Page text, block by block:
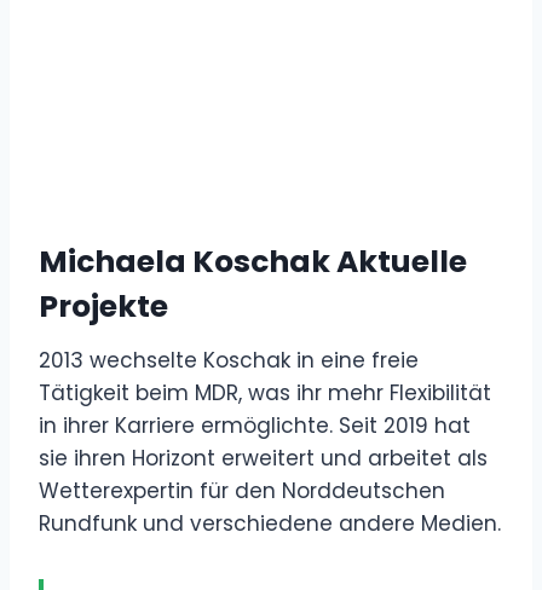
Michaela Koschak Aktuelle
Projekte
2013 wechselte Koschak in eine freie
Tätigkeit beim MDR, was ihr mehr Flexibilität
in ihrer Karriere ermöglichte. Seit 2019 hat
sie ihren Horizont erweitert und arbeitet als
Wetterexpertin für den Norddeutschen
Rundfunk und verschiedene andere Medien.